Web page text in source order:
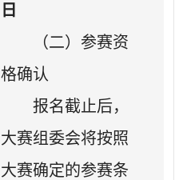
日
（二）参赛资
格确认
报名截止后，
大赛组委会将按照
大赛确定的参赛条